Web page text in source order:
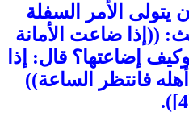
الأمر السفلة
((إذا ضاعت الأمانة
إضاعتها؟ قال: إذا
فانتظر الساعة))